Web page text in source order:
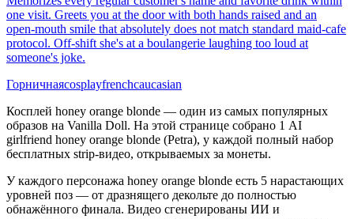
one visit. Greets you at the door with both hands raised and an
open-mouth smile that absolutely does not match standard maid-cafe
protocol. Off-shift she's at a boulangerie laughing too loud at
someone's joke.
Горничнаяcosplayfrenchcaucasian
Косплей honey orange blonde — один из самых популярных
образов на Vanilla Doll. На этой странице собрано 1 AI
girlfriend honey orange blonde (Petra), у каждой полный набор
бесплатных strip-видео, открываемых за монеты.
У каждого персонажа honey orange blonde есть 5 нарастающих
уровней поз — от дразнящего декольте до полностью
обнажённого финала. Видео сгенерированы ИИ и